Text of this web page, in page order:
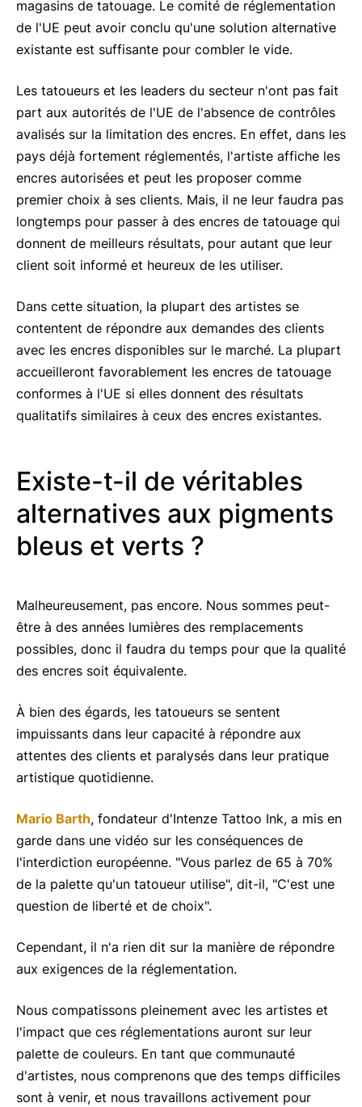
magasins de tatouage. Le comité de réglementation
de l'UE peut avoir conclu qu'une solution alternative
existante est suffisante pour combler le vide.
Les tatoueurs et les leaders du secteur n'ont pas fait
part aux autorités de l'UE de l'absence de contrôles
avalisés sur la limitation des encres. En effet, dans les
pays déjà fortement réglementés, l'artiste affiche les
encres autorisées et peut les proposer comme
premier choix à ses clients. Mais, il ne leur faudra pas
longtemps pour passer à des encres de tatouage qui
donnent de meilleurs résultats, pour autant que leur
client soit informé et heureux de les utiliser.
Dans cette situation, la plupart des artistes se
contentent de répondre aux demandes des clients
avec les encres disponibles sur le marché. La plupart
accueilleront favorablement les encres de tatouage
conformes à l'UE si elles donnent des résultats
qualitatifs similaires à ceux des encres existantes.
Existe-t-il de véritables
alternatives aux pigments
bleus et verts ?
Malheureusement, pas encore. Nous sommes peut-
être à des années lumières des remplacements
possibles, donc il faudra du temps pour que la qualité
des encres soit équivalente.
À bien des égards, les tatoueurs se sentent
impuissants dans leur capacité à répondre aux
attentes des clients et paralysés dans leur pratique
artistique quotidienne.
Mario Barth, fondateur d'Intenze Tattoo Ink, a mis en
garde dans une vidéo sur les conséquences de
l'interdiction européenne. "Vous parlez de 65 à 70%
de la palette qu'un tatoueur utilise", dit-il, "C'est une
question de liberté et de choix".
Cependant, il n'a rien dit sur la manière de répondre
aux exigences de la réglementation.
Nous compatissons pleinement avec les artistes et
l'impact que ces réglementations auront sur leur
palette de couleurs. En tant que communauté
d'artistes, nous comprenons que des temps difficiles
sont à venir, et nous travaillons activement pour